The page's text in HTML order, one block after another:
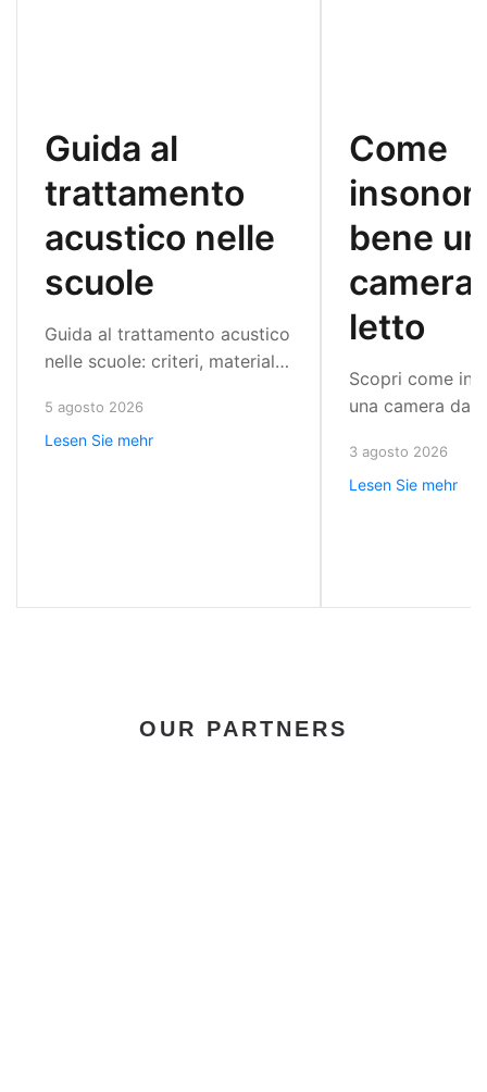
Guida al
trattamento
acustico nelle
scuole
Guida al trattamento acustico
nelle scuole: criteri, materiali
ridurre riverbero e rumore e
migliorare l'ascolto in classe
5 agosto 2026
Lesen Sie mehr
Come
bene
camera
letto
Scopri come
una camera da
porte, finestre e
per ridurre i
3 agosto 2026
Lesen Sie mehr
OUR PARTNERS